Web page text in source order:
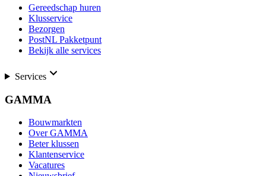
Gereedschap huren
Klusservice
Bezorgen
PostNL Pakketpunt
Bekijk alle services
Services
GAMMA
Bouwmarkten
Over GAMMA
Beter klussen
Klantenservice
Vacatures